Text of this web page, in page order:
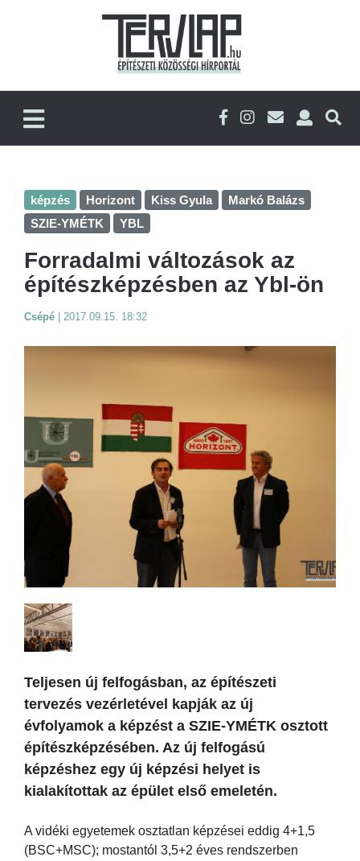
képzés Horizont Kiss Gyula
Markó Balázs
SZIE-YMÉTK
YBL
Forradalmi változások az
építészképzésben az Ybl-ön
Csépé 2017.09.15. 18:32
Teljesen új felfogásban, az építészeti
tervezés vezérletével kapják az új
évfolyamok a képzést a SZIE-YMÉTK osztott
építészképzésében. Az új felfogású
képzéshez egy új képzési helyet is
kialakítottak az épület első emeletén.
A vidéki egyetemek osztatlan képzései eddig 4+1,5
(BSC+MSC); mostantól 3,5+2 éves rendszerben